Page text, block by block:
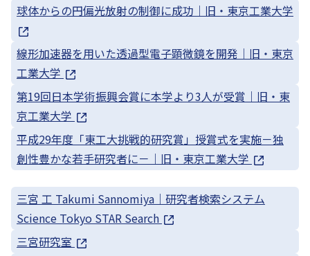
球体からの円偏光放射の制御に成功｜旧・東京工業大学
線形加速器を用いた透過型電子顕微鏡を開発｜旧・東京
工業大学
第19回日本学術振興会賞に本学より3人が受賞｜旧・東
京工業大学
平成29年度「東工大挑戦的研究賞」授賞式を実施－独
創性豊かな若手研究者に－｜旧・東京工業大学
三宮 工 Takumi Sannomiya｜研究者検索システム
Science Tokyo STAR Search
三宮研究室